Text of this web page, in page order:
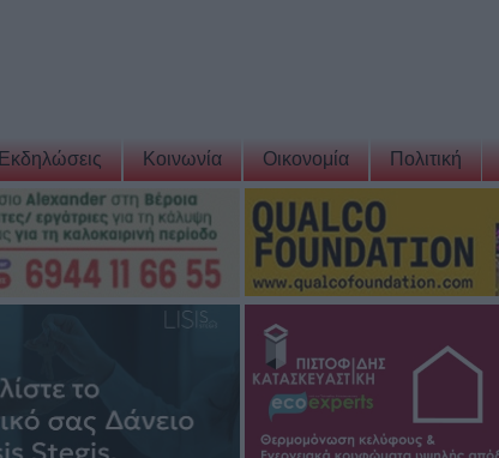
Εκδηλώσεις Κοινωνία Οικονομία Πολιτική